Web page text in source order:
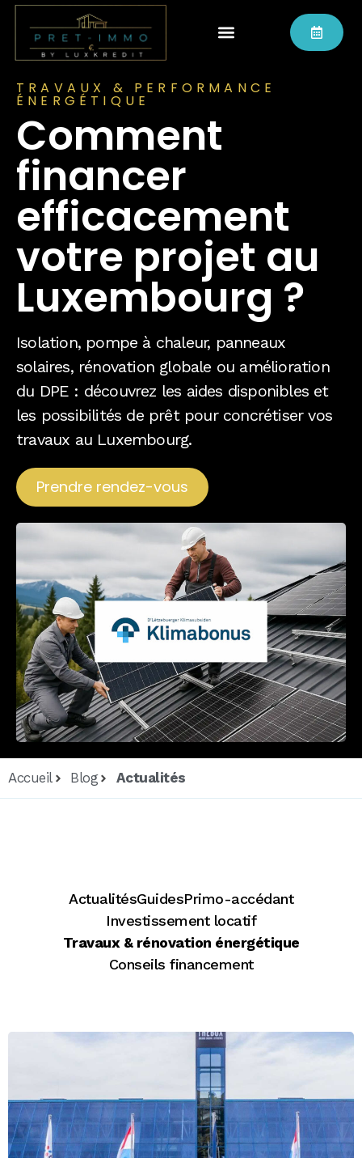
TRAVAUX & PERFORMANCE
ÉNERGÉTIQUE
Comment
financer
efficacement
votre projet au
Luxembourg ?
Isolation, pompe à chaleur, panneaux
solaires, rénovation globale ou amélioration
du DPE : découvrez les aides disponibles et
les possibilités de prêt pour concrétiser vos
travaux au Luxembourg.
Prendre rendez-vous
Accueil Blog Actualités
ActualitésGuidesPrimo-accédant
Investissement locatif
Travaux & rénovation énergétique
Conseils financement